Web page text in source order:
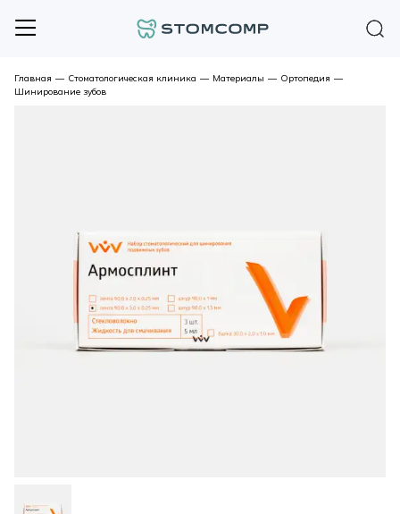
Главная — Стоматологическая клиника — Материалы — Ортопедия —
Шинирование зубов